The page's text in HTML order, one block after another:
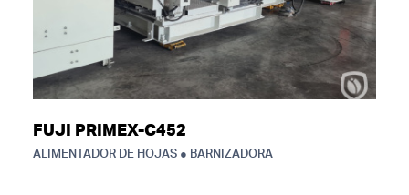
FUJI PRIMEX-C452
ALIMENTADOR DE HOJAS ● BARNIZADORA